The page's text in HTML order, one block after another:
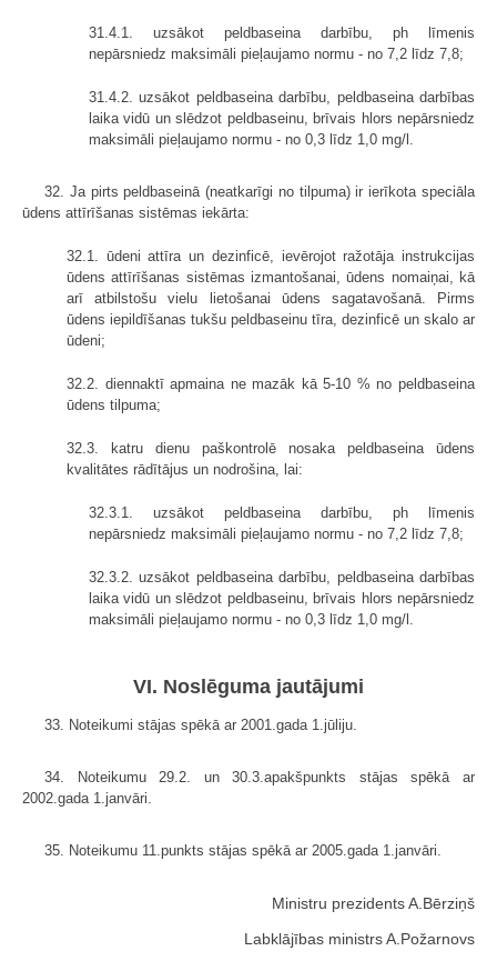
31.4.1. uzsākot peldbaseina darbību, ph līmenis
nepārsniedz maksimāli pieļaujamo normu - no 7,2 līdz 7,8;
31.4.2. uzsākot peldbaseina darbību, peldbaseina darbības
laika vidū un slēdzot peldbaseinu, brīvais hlors nepārsniedz
maksimāli pieļaujamo normu - no 0,3 līdz 1,0 mg/l.
32. Ja pirts peldbaseinā (neatkarīgi no tilpuma) ir ierīkota speciāla
ūdens attīrīšanas sistēmas iekārta:
32.1. ūdeni attīra un dezinficē, ievērojot ražotāja instrukcijas
ūdens attīrīšanas sistēmas izmantošanai, ūdens nomaiņai, kā
arī atbilstošu vielu lietošanai ūdens sagatavošanā. Pirms
ūdens iepildīšanas tukšu peldbaseinu tīra, dezinficē un skalo ar
ūdeni;
32.2. diennaktī apmaina ne mazāk kā 5-10 % no peldbaseina
ūdens tilpuma;
32.3. katru dienu paškontrolē nosaka peldbaseina ūdens
kvalitātes rādītājus un nodrošina, lai:
32.3.1. uzsākot peldbaseina darbību, ph līmenis
nepārsniedz maksimāli pieļaujamo normu - no 7,2 līdz 7,8;
32.3.2. uzsākot peldbaseina darbību, peldbaseina darbības
laika vidū un slēdzot peldbaseinu, brīvais hlors nepārsniedz
maksimāli pieļaujamo normu - no 0,3 līdz 1,0 mg/l.
VI. Noslēguma jautājumi
33. Noteikumi stājas spēkā ar 2001.gada 1.jūliju.
34. Noteikumu 29.2. un 30.3.apakšpunkts stājas spēkā ar
2002.gada 1.janvāri.
35. Noteikumu 11.punkts stājas spēkā ar 2005.gada 1.janvāri.
Ministru prezidents A.Bērziņš
Labklājības ministrs A.Požarnovs